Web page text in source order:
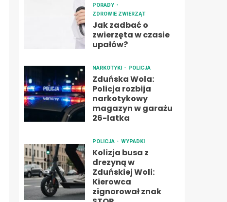
PORADY
ZDROWIE ZWIERZĄT
Jak zadbać o
zwierzęta w czasie
upałów?
NARKOTYKI POLICJA
Zduńska Wola:
Policja rozbija
narkotykowy
magazyn w garażu
26-latka
POLICJA WYPADKI
Kolizja busa z
drezyną w
Zduńskiej Woli:
Kierowca
zignorował znak